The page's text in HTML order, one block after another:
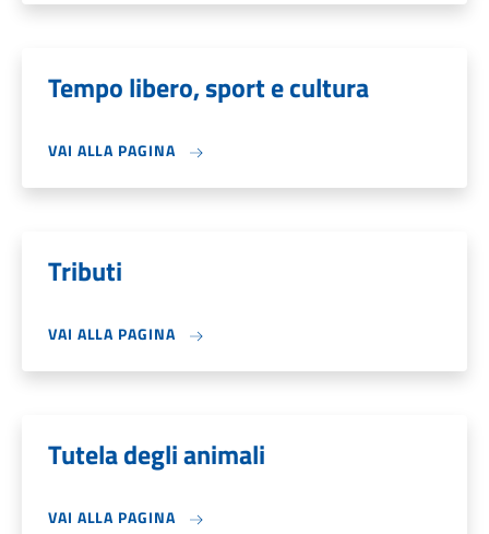
Tempo libero, sport e cultura
VAI ALLA PAGINA
Tributi
VAI ALLA PAGINA
Tutela degli animali
VAI ALLA PAGINA